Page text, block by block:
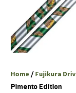
Home / Fujikura
Pimento Edition